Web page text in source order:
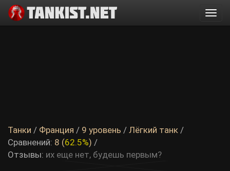
Танки / Франция / 9 уровень / Лёгкий танк /
Сравнений: 8 (62.5%) /
Отзывы: их еще нет, будешь первым?